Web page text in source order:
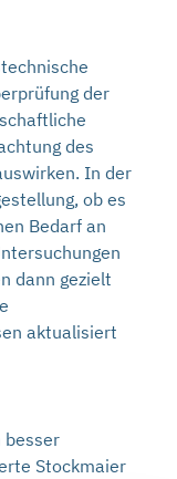
der
des
In der
ob es
Bedarf an
dann gezielt
aktualisiert
besser
Stockmaier